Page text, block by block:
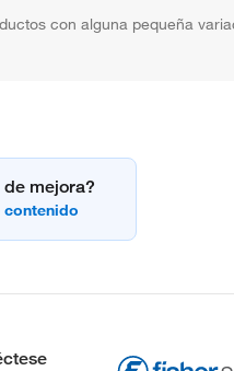
con alguna pequeña
mejora?